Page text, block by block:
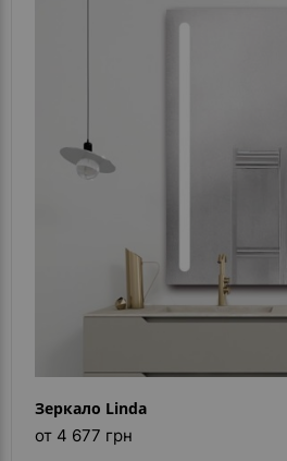
Зеркало Linda
от 4 677 грн